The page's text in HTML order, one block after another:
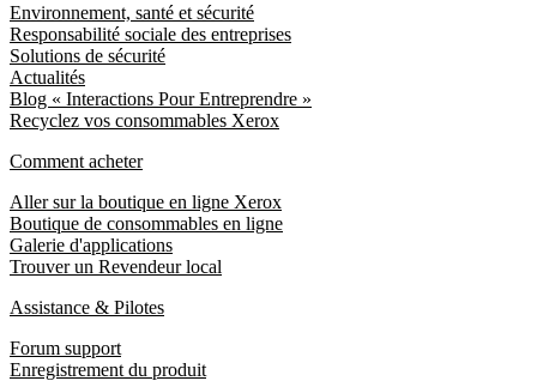
Environnement, santé et sécurité
Responsabilité sociale des entreprises
Solutions de sécurité
Actualités
Blog « Interactions Pour Entreprendre »
Recyclez vos consommables Xerox
Comment acheter
Aller sur la boutique en ligne Xerox
Boutique de consommables en ligne
Galerie d'applications
Trouver un Revendeur local
Assistance & Pilotes
Forum support
Enregistrement du produit